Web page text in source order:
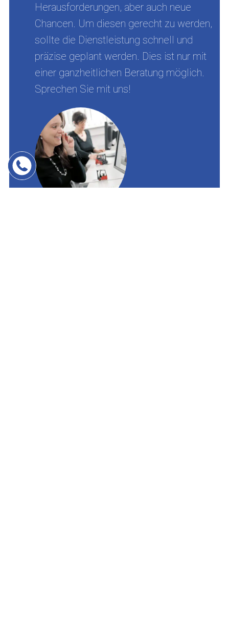
Herausforderungen, aber auch neue
Chancen. Um diesen gerecht zu werden,
sollte die Dienstleistung schnell und
präzise geplant werden. Dies ist nur mit
einer ganzheitlichen Beratung möglich.
Sprechen Sie mit uns!